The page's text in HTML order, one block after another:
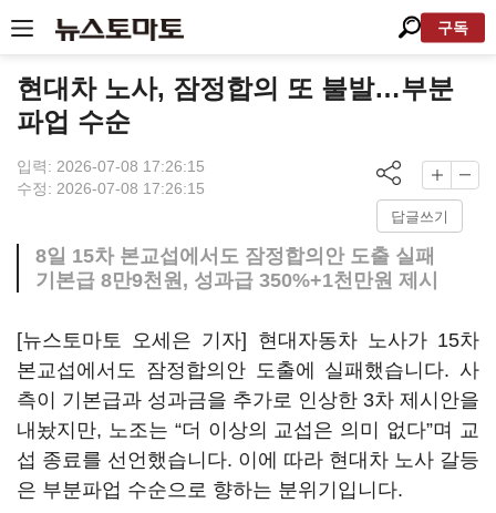
구독
현대차 노사, 잠정합의 또 불발…부분
파업 수순
입력: 2026-07-08 17:26:15
수정: 2026-07-08 17:26:15
답글쓰기
8일 15차 본교섭에서도 잠정합의안 도출 실패
기본급 8만9천원, 성과급 350%+1천만원 제시
[뉴스토마토 오세은 기자] 현대자동차 노사가 15차
본교섭에서도 잠정합의안 도출에 실패했습니다. 사
측이 기본급과 성과금을 추가로 인상한 3차 제시안을
내놨지만, 노조는 “더 이상의 교섭은 의미 없다”며 교
섭 종료를 선언했습니다. 이에 따라 현대차 노사 갈등
은 부분파업 수순으로 향하는 분위기입니다.